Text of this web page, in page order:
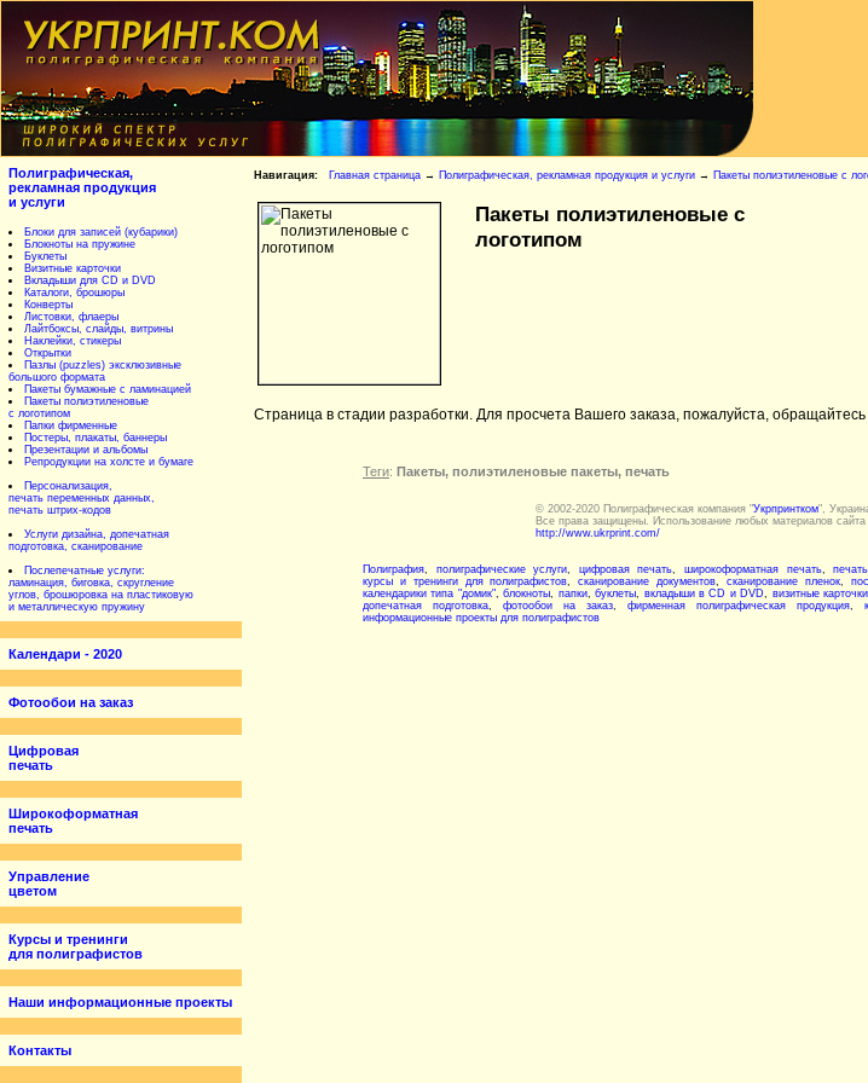
Полиграфическая,
рекламная продукция
и услуги
Блоки для записей (кубарики)
Блокноты на пружине
Буклеты
Визитные карточки
Вкладыши для CD и DVD
Каталоги, брошюры
Конверты
Листовки, флаеры
Лайтбоксы, слайды, витрины
Наклейки, стикеры
Открытки
Пазлы (puzzles) эксклюзивные
большого формата
Пакеты бумажные с ламинацией
Пакеты полиэтиленовые
с логотипом
Папки фирменные
Постеры, плакаты, баннеры
Презентации и альбомы
Репродукции на холсте и бумаге
Персонализация,
печать переменных данных,
печать штрих-кодов
Услуги дизайна, допечатная
подготовка, сканирование
Послепечатные услуги:
ламинация, биговка, cкругление
углов, брошюровка на пластиковую
и металлическую пружину
Календари - 2020
Фотообои на заказ
Цифровая
печать
Широкоформатная
печать
Управление
цветом
Курсы и тренинги
для полиграфистов
Наши информационные проекты
Контакты
Навигация: Главная страница → Полиграфическая, рекламная продукция и услуги → Пакеты полиэтиленовые с
Пакеты полиэтиленовые с
логотипом
Страница в стадии разработки. Для просчета Вашего заказа, пожалуйста,
Теги: Пакеты, полиэтиленовые пакеты, печать
© 2002-2020 Полиграфическая компания "Укрпринтком",
Все права защищены. Использование любых материалов
http://www.ukrprint.com/
Полиграфия, полиграфические услуги, цифровая печать, широкоформатная печать,
курсы и тренинги для полиграфистов, сканирование документов, сканирование пленок,
календарики типа "домик", блокноты, папки, буклеты, вкладыши в CD и DVD, визитные карточки
допечатная подготовка, фотообои на заказ, фирменная полиграфическая продукция,
информационные проекты для полиграфистов